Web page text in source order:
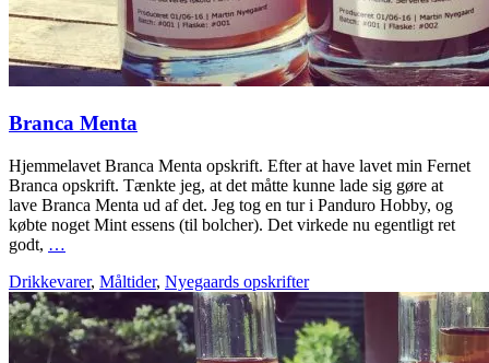
Branca Menta
Hjemmelavet Branca Menta opskrift. Efter at have lavet min Fernet
Branca opskrift. Tænkte jeg, at det måtte kunne lade sig gøre at
lave Branca Menta ud af det. Jeg tog en tur i Panduro Hobby, og
købte noget Mint essens (til bolcher). Det virkede nu egentligt ret
godt, …
Drikkevarer, Måltider, Nyegaards opskrifter